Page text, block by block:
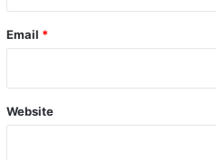
Email *
Website